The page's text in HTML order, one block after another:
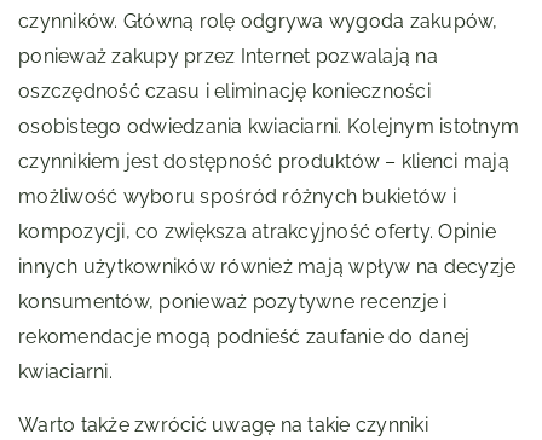
czynników. Główną rolę odgrywa wygoda zakupów,
ponieważ zakupy przez Internet pozwalają na
oszczędność czasu i eliminację konieczności
osobistego odwiedzania kwiaciarni. Kolejnym istotnym
czynnikiem jest dostępność produktów – klienci mają
możliwość wyboru spośród różnych bukietów i
kompozycji, co zwiększa atrakcyjność oferty. Opinie
innych użytkowników również mają wpływ na decyzje
konsumentów, ponieważ pozytywne recenzje i
rekomendacje mogą podnieść zaufanie do danej
kwiaciarni.
Warto także zwrócić uwagę na takie czynniki